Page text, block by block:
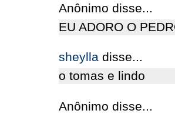
Anônimo disse...
EU ADORO O
sheylla disse...
o tomas e lindo
Anônimo disse...